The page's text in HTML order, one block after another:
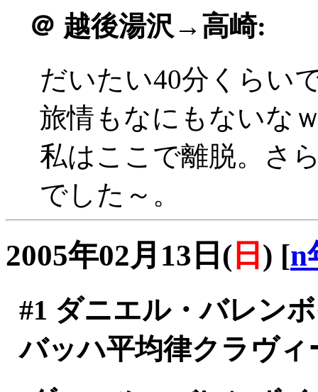
＠ 越後湯沢→高崎:
だいたい40分くらい
旅情もなにもないな
私はここで離脱。さ
でした～。
2005年02月13日( 日 ) [n
#1 ダニエル・バレ
バッハ平均律クラヴ